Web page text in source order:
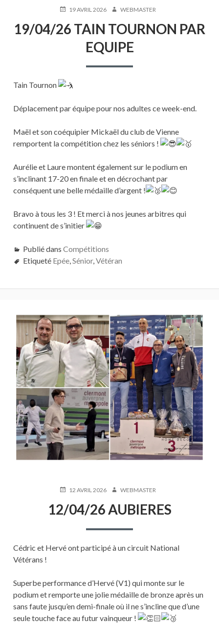
PUBLIÉ19 AVRIL 2026 AUTEUR
WEBMASTER
19/04/26 TAIN TOURNON PAR
EQUIPE
Tain Tournon
Déplacement par équipe pour nos adultes ce week-end.
Maël et son coéquipier Mickaël du club de Vienne
remportent la compétition chez les séniors !
Aurélie et Laure montent également sur le podium en
s’inclinant 17-20 en finale et en décrochant par
conséquent une belle médaille d’argent !
Bravo à tous les 3 ! Et merci à nos jeunes arbitres qui
continuent de s’initier
Publié dans Compétitions
Etiqueté Epée,Sénior,Vétéran
PUBLIÉ12 AVRIL 2026 AUTEUR
WEBMASTER
12/04/26 AUBIERES
Cédric et Hervé ont participé à un circuit National
Vétérans !
Superbe performance d’Hervé (V1) qui monte sur le
podium et remporte une jolie médaille de bronze après un
sans faute jusqu’en demi-finale où il ne s’incline que d’une
seule touche face au futur vainqueur !